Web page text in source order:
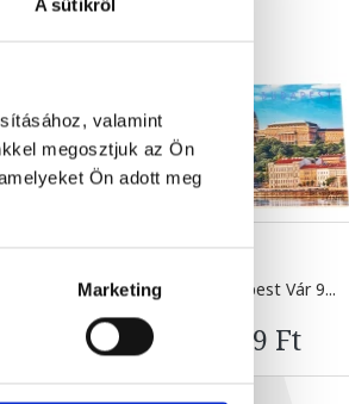
A sütikről
valamint
megosztjuk az Ön
Ön adott meg
Marketing
Étcsokoládé Budapest Vár 9...
2 499 Ft